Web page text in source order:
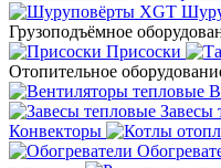
Грузоподъёмное
Присоски
Отопительное
Завесы
Конвекторы